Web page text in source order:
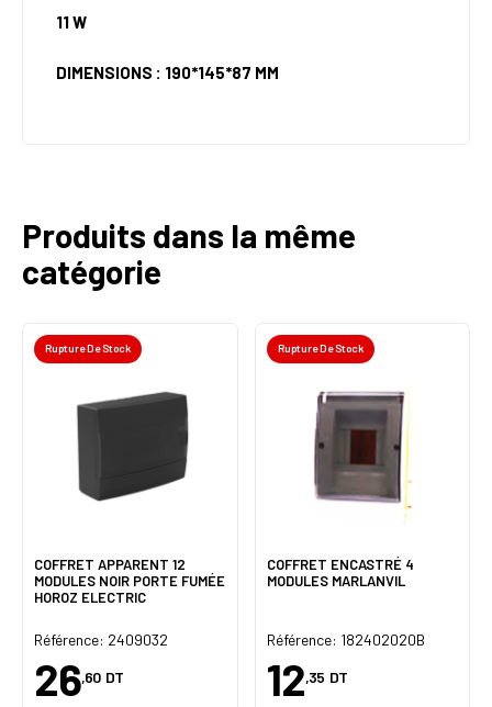
11 W
DIMENSIONS : 190*145*87 MM
Produits dans la même
catégorie
Rupture De Stock
COFFRET APPARENT 12
MODULES NOIR PORTE FUMÉE
HOROZ ELECTRIC
Référence: 2409032
26,60 DT
Rupture De Stock
COFFRET ENCASTRÉ 4
MODULES MARLANVIL
Référence: 182402020B
12,35 DT